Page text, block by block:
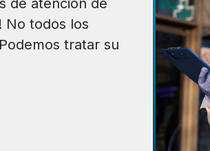
de atención de
No todos los
tratar su